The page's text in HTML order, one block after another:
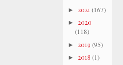
► 2021 (167)
► 2020
(118)
► 2019 (95)
► 2018 (1)